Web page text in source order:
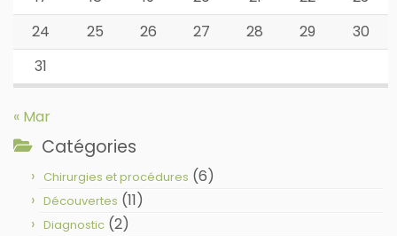
24
25 26 27 28 29
30
31
« Mar
Catégories
Chirurgies et procédures (6)
Découvertes (11)
Diagnostic (2)